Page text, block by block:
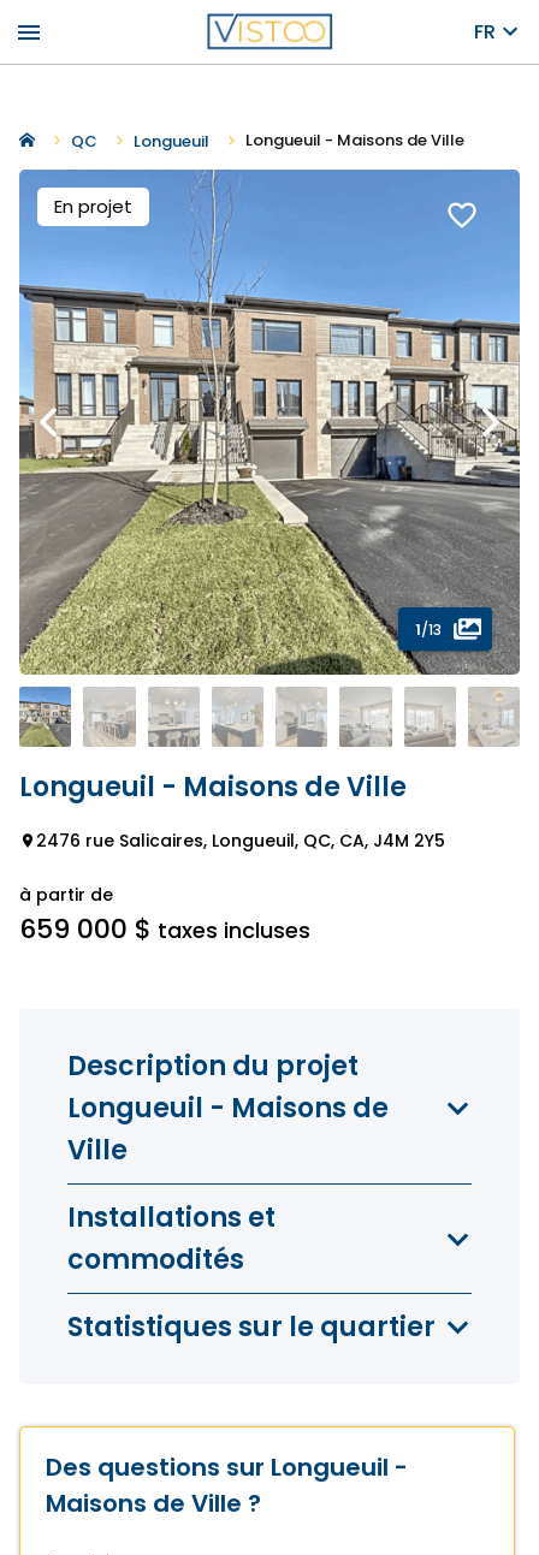
menu FR
QC Longueuil Longueuil - Maisons de Ville
En projet favorite_border
1/13
Longueuil - Maisons de Ville
2476 rue Salicaires, Longueuil, QC, CA, J4M 2Y5
à partir de
659 000 $ taxes incluses
Description du projet
Longueuil - Maisons de
Ville
Installations et
commodités
Statistiques sur le quartier
Des questions sur Longueuil -
Maisons de Ville ?